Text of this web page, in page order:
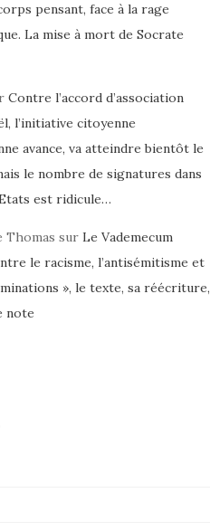
pensant, face à la rage
La mise à mort de Socrate
Contre l’accord d’association
l’initiative citoyenne
avance, va atteindre bientôt le
le nombre de signatures dans
est ridicule…
Thomas sur Le Vademecum
le racisme, l’antisémitisme et
», le texte, sa réécriture,
note